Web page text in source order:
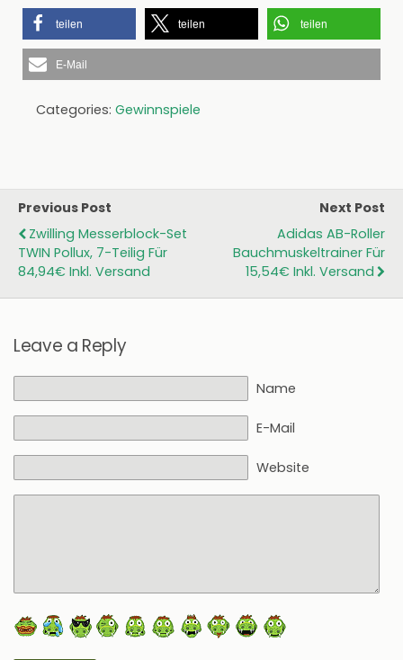
teilen teilen teilen
E-Mail
Categories: Gewinnspiele
Previous Post
Zwilling Messerblock-Set
TWIN Pollux, 7-Teilig Für
84,94€ Inkl. Versand
Next Post
Adidas AB-Roller
Bauchmuskeltrainer Für
15,54€ Inkl. Versand
Leave a Reply
Name
E-Mail
Website